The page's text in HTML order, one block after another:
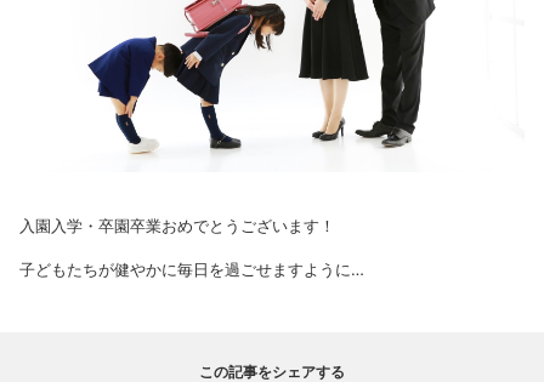
入園入学・卒園卒業おめでとうございます！
子どもたちが健やかに毎日を過ごせますように…
この記事をシェアする